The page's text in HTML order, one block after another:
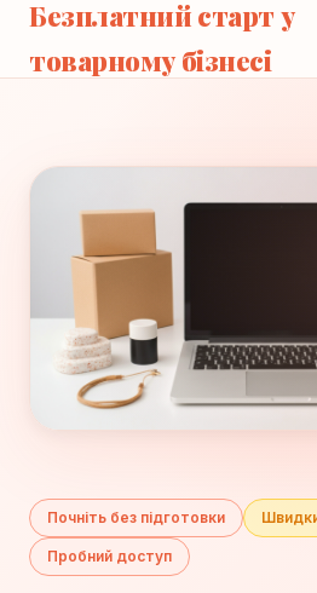
Безплатний старт у
товарному бізнесі
Почніть без підготовки
Пробний доступ